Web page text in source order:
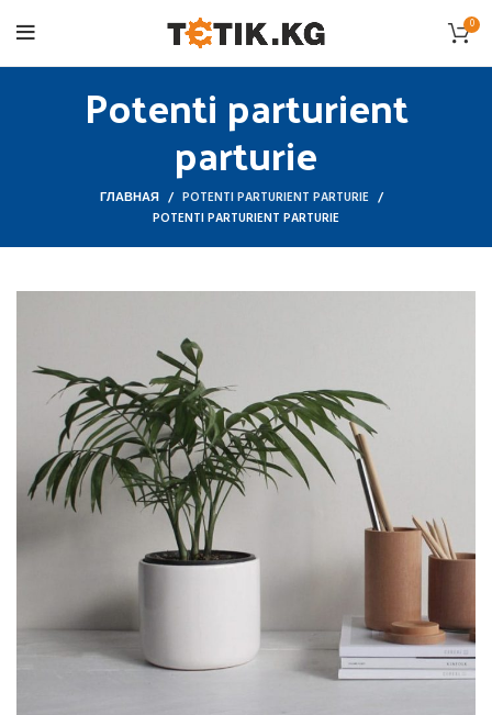
0
Potenti parturient
parturie
ГЛАВНАЯ
POTENTI PARTURIENT PARTURIE
POTENTI PARTURIENT PARTURIE